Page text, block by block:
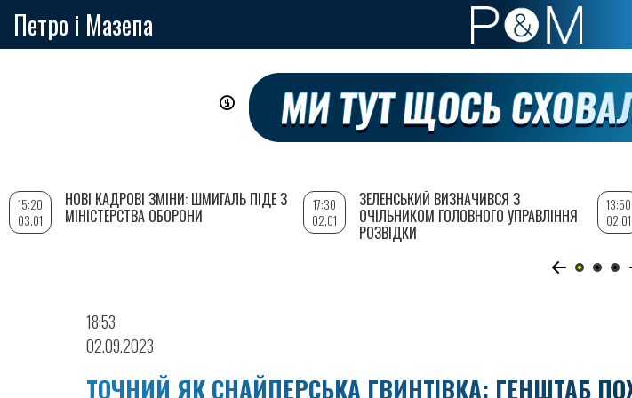
Петро і Мазепа
18:53
02.09.2023
ТОЧНИЙ ЯК СНАЙПЕРСЬКА ГВИНТІВКА: ГЕНШТАБ
15:20
03.01
НОВІ КАДРОВІ ЗМІНИ: ШМИГАЛЬ ПІДЕ З
МІНІСТЕРСТВА ОБОРОНИ
17:30
02.01
ЗЕЛЕНСЬКИЙ ВИЗНАЧИВСЯ З
ОЧІЛЬНИКОМ ГОЛОВНОГО УПРАВЛІННЯ
РОЗВІДКИ
13:50
02.01